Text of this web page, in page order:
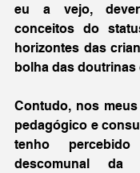
eu a vejo,
conceitos do
horizontes das
bolha das doutrinas
Contudo, nos
pedagógico e
tenho
descomunal da